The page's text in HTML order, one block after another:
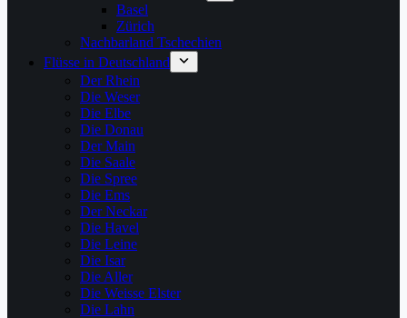
Basel
Zürich
Nachbarland Tschechien
Flüsse in Deutschland
Der Rhein
Die Weser
Die Elbe
Die Donau
Der Main
Die Saale
Die Spree
Die Ems
Der Neckar
Die Havel
Die Leine
Die Isar
Die Aller
Die Weisse Elster
Die Lahn